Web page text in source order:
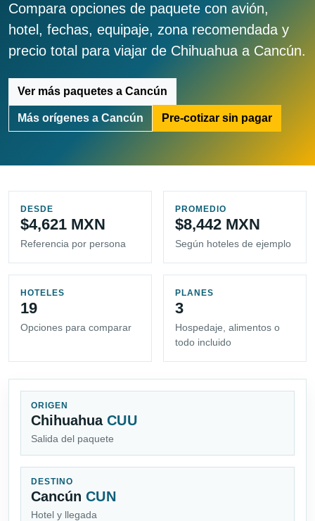
Compara opciones de paquete con avión,
hotel, fechas, equipaje, zona recomendada y
precio total para viajar de Chihuahua a Cancún.
Ver más paquetes a Cancún
Más orígenes a Cancún Pre-cotizar sin pagar
DESDE
$4,621 MXN
Referencia por persona
PROMEDIO
$8,442 MXN
Según hoteles de ejemplo
HOTELES
19
Opciones para comparar
PLANES
3
Hospedaje, alimentos o
todo incluido
ORIGEN
Chihuahua CUU
Salida del paquete
DESTINO
Cancún CUN
Hotel y llegada